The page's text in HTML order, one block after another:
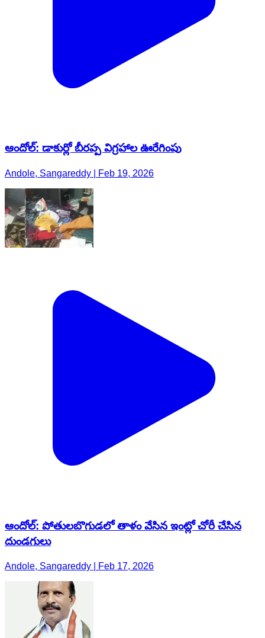
ఆందోల్: డాకుర్లో బీరప్ప విగ్రహాల ఊరేగింపు
Andole, Sangareddy | Feb 19, 2026
ఆందోల్: పోతులబొగుడలో తాళం వేసిన ఇంట్లో చోరీ చేసిన
దుండగులు
Andole, Sangareddy | Feb 17, 2026